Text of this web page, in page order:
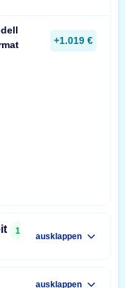
+1.019 €
1
ausklappen
ausklappen